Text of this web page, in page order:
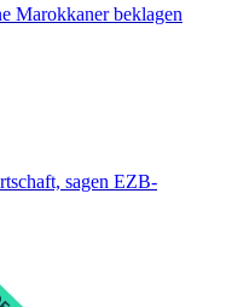
Marokkaner beklagen
sagen EZB-